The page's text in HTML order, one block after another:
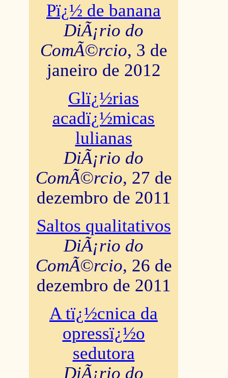
Pï¿½ de banana
DiÃ¡rio do
ComÃ©rcio, 3 de
janeiro de 2012
Glï¿½rias
acadï¿½micas
lulianas
DiÃ¡rio do
ComÃ©rcio, 27 de
dezembro de 2011
Saltos qualitativos
DiÃ¡rio do
ComÃ©rcio, 26 de
dezembro de 2011
A tï¿½cnica da
opressï¿½o
sedutora
DiÃ¡rio do